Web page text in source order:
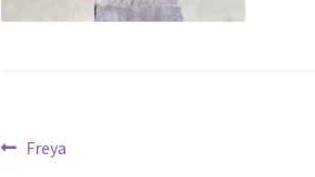
Navigation
Article
Freya